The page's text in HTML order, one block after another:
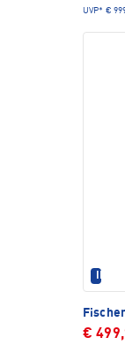
UVP* €
IM
€